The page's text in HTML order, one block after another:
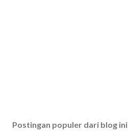
Postingan populer dari blog ini